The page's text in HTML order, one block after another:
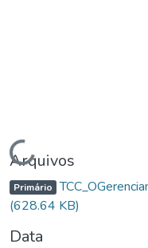
Carregando...
Arquivos
Primário
(628.64 KB)
Data